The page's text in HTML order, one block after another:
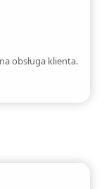
obsługa klienta.